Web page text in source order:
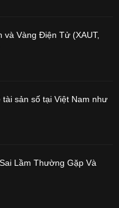
và Vàng Điện Tử (XAUT,
sản số tại Việt Nam như
Lầm Thường Gặp Và